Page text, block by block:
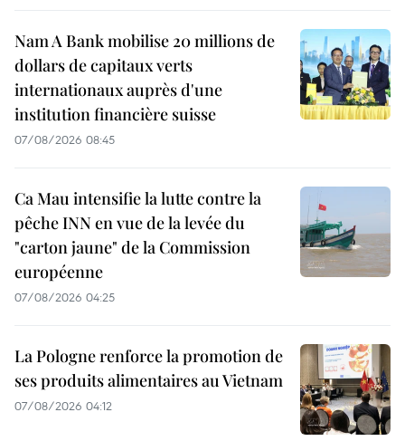
Nam A Bank mobilise 20 millions de
dollars de capitaux verts
internationaux auprès d'une
institution financière suisse
07/08/2026 08:45
Ca Mau intensifie la lutte contre la
pêche INN en vue de la levée du
"carton jaune" de la Commission
européenne
07/08/2026 04:25
La Pologne renforce la promotion de
ses produits alimentaires au Vietnam
07/08/2026 04:12